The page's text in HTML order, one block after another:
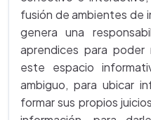
fusión de ambientes de
genera una
aprendices para
este espacio
ambiguo, para ubicar
formar sus propios